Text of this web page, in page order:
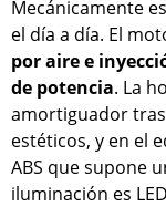
Mecánicamente
el día a día. El
por aire e
de potencia. La
amortiguador
estéticos, y en el
ABS que supone
iluminación es